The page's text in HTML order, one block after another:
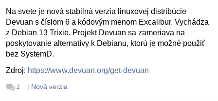
Na svete je nová stabilná verzia linuxovej distribúcie
Devuan s číslom 6 a kódovým menom Excalibur. Vychádza
z Debian 13 Trixie. Projekt Devuan sa zameriava na
poskytovanie alternatívy k Debianu, ktorú je možné použiť
bez SystemD.
Zdroj: https://www.devuan.org/get-devuan
2 | Nová verzia